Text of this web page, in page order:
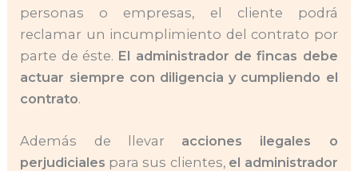
personas o empresas, el cliente podrá
reclamar un incumplimiento del contrato por
parte de éste. El administrador de fincas debe
actuar siempre con diligencia y cumpliendo el
contrato.
Además de llevar acciones ilegales o
perjudiciales para sus clientes, el administrador